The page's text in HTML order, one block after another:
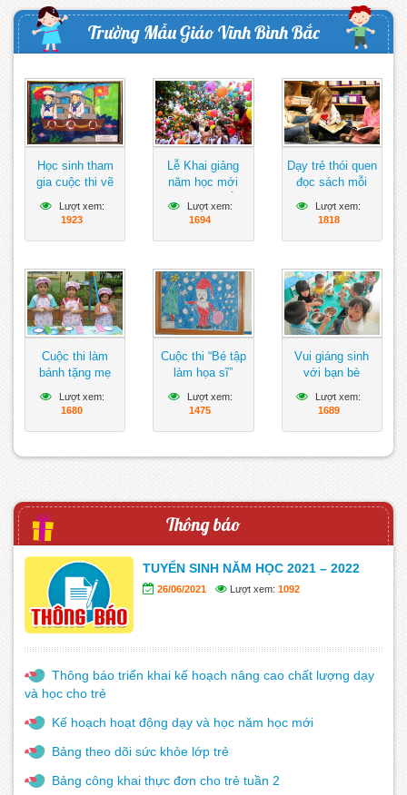
Trường Mẫu Giáo Vĩnh Bình Bắc
Học sinh tham
gia cuộc thi vẽ
biển Đông
Lượt xem:
1923
Lễ Khai giảng
năm học mới
gọn, vui tươi,
Lượt xem:
1694
Dạy trẻ thói quen
đọc sách mỗi
Lượt xem:
1818
Cuộc thi làm
bánh tặng mẹ
Lượt xem:
1680
Cuộc thi “Bé tập
làm họa sĩ”
Lượt xem:
1475
Vui giáng sinh
với bạn bè
Lượt xem:
1689
Thông báo
TUYỂN SINH NĂM HỌC 2021 – 2022
26/06/2021 Lượt xem: 1092
Thông báo triển khai kế hoạch nâng cao chất lượng dạy
và học cho trẻ
Kế hoạch hoạt động dạy và học năm học mới
Bảng theo dõi sức khỏe lớp trẻ
Bảng công khai thực đơn cho trẻ tuần 2